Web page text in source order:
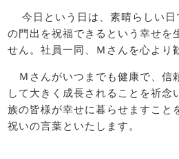
今日という日は、素晴らしい日
の門出を祝福できるという幸せを
せん。社員一同、Ｍさんを心より
Ｍさんがいつまでも健康で、信
して大きく成長されることを祈念
族の皆様が幸せに暮らせますこと
祝いの言葉といたします。